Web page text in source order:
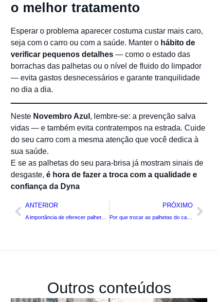
o melhor tratamento
Esperar o problema aparecer costuma custar mais caro,
seja com o carro ou com a saúde. Manter o hábito de
verificar pequenos detalhes — como o estado das
borrachas das palhetas ou o nível de fluido do limpador
— evita gastos desnecessários e garante tranquilidade
no dia a dia.
Neste Novembro Azul , lembre-se: a prevenção salva
vidas — e também evita contratempos na estrada. Cuide
do seu carro com a mesma atenção que você dedica à
sua saúde.
E se as palhetas do seu para-brisa já mostram sinais de
desgaste,é hora de fazer a troca com a qualidade e
confiança da Dyna
ANTERIOR PRÓXIMO
Por que trocar as palhetas do carro antes do verão?
Outros conteúdos